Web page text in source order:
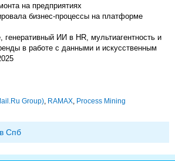
на предприятиях
бизнес-процессы на платформе
генеративный ИИ в HR, мультиагентность и
в работе с данными и искусственным
Group), RAMAX, Process Mining
Спб